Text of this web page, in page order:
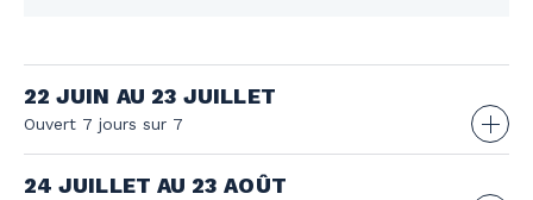
22 JUIN AU 23 JUILLET
Ouvert 7 jours sur 7
EXPRESS DU VILLAGE
24 JUILLET AU 23 AOÛT